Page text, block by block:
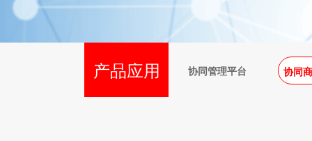
产品应用 协同管理平台 协同